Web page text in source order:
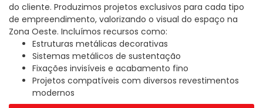
do cliente. Produzimos projetos exclusivos para cada tipo
de empreendimento, valorizando o visual do espaço na
Zona Oeste. Incluímos recursos como:
Estruturas metálicas decorativas
Sistemas metálicos de sustentação
Fixações invisíveis e acabamento fino
Projetos compatíveis com diversos revestimentos
modernos